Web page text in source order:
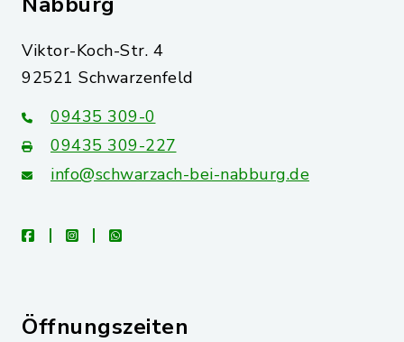
Viktor-Koch-Str. 4
92521 Schwarzenfeld
09435 309-0
09435 309-227
info@schwarzach-bei-nabburg.de
facebookinstagramwhatsapp
Öffnungszeiten